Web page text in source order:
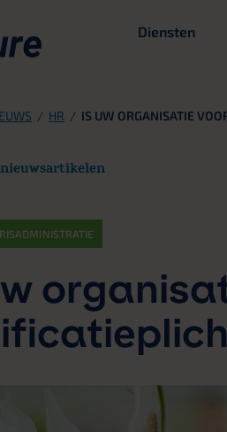
Diensten
/ HR / IS UW ORGANISATIE